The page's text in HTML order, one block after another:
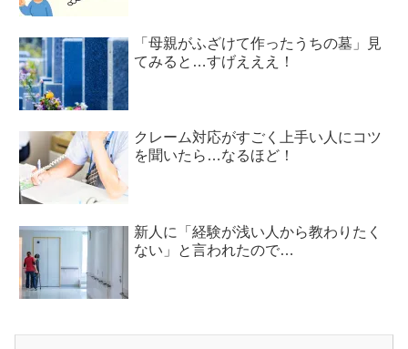
「母親がふざけて作ったうちの墓」見
てみると…すげえええ！
クレーム対応がすごく上手い人にコツ
を聞いたら…なるほど！
新人に「経験が浅い人から教わりたく
ない」と言われたので…